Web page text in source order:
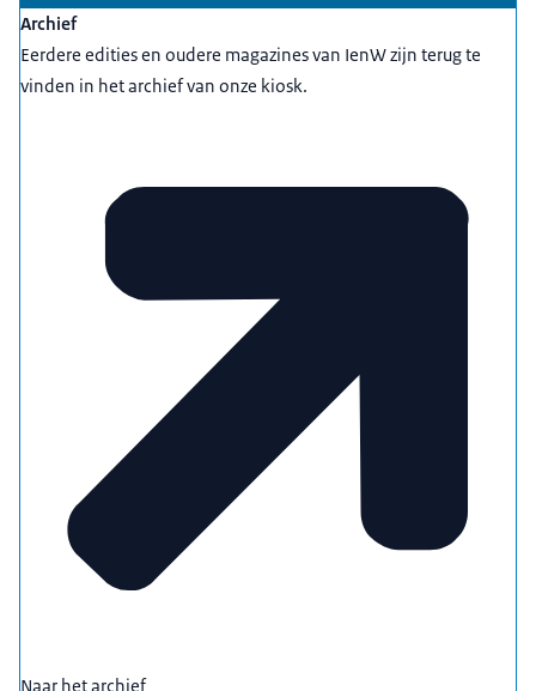
Archief
Eerdere edities en oudere magazines van IenW zijn terug te
vinden in het archief van onze kiosk.
Naar het archief